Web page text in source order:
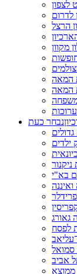
לצפון
לדרום
הרצל
מקוון
המאה
המאה
נבחר כעת
בא"י
גאורג
לפסח
סמואל
אביב
ממוצא